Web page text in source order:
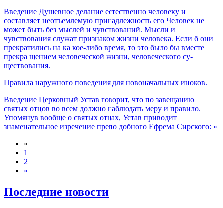
Введение Душевное делание естественно человеку и
составляет неотъемлемую принадлежность его Человек не
может быть без мыслей и чувство­ваний. Мысли и
чувствования служат признаком жизни человека. Если б они
прекратились на ка­ кое-либо время, то это было бы вместе
прекра­ щением человеческой жизни, человеческого су­
ществования.
Правила наружного поведения для новоначальных иноков.
Введение Церковный Устав говорит, что по завещанию
святых отцов во всем должно наблюдать меру и правило.
Упомянув вообще о святых отцах, Ус­тав приводит
знаменательное изречение препо­ добного Ефрема Сирского: «
«
1
2
»
Последние новости